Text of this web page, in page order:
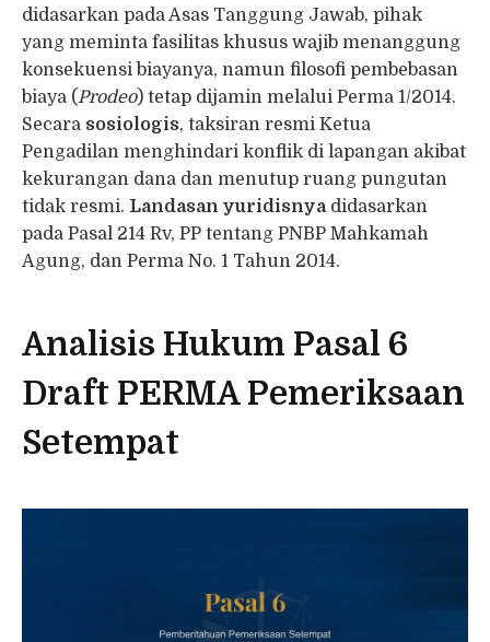
didasarkan pada Asas Tanggung Jawab, pihak
yang meminta fasilitas khusus wajib menanggung
konsekuensi biayanya, namun filosofi pembebasan
biaya (Prodeo) tetap dijamin melalui Perma 1/2014.
Secara sosiologis, taksiran resmi Ketua
Pengadilan menghindari konflik di lapangan akibat
kekurangan dana dan menutup ruang pungutan
tidak resmi. Landasan yuridisnyadidasarkan
pada Pasal 214 Rv, PP tentang PNBP Mahkamah
Agung, dan Perma No. 1 Tahun 2014.
Analisis Hukum Pasal 6
Draft PERMA Pemeriksaan
Setempat